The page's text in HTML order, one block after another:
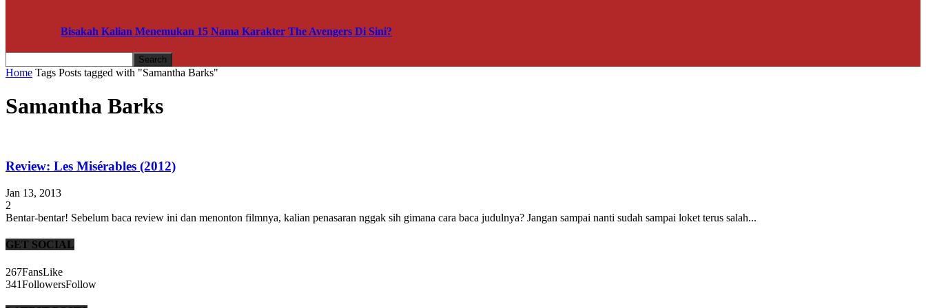
Bisakah Kalian Menemukan 15 Nama Karakter The Avengers Di Sini?
Home Tags Posts tagged with "Samantha Barks"
Samantha Barks
Review: Les Misérables (2012)
Jan 13, 2013
2
Bentar-bentar! Sebelum baca review ini dan menonton filmnya, kalian penasaran nggak sih gimana cara baca judulnya? Jangan sampai nanti sudah sampai loket terus salah...
GET SOCIAL
267FansLike
341FollowersFollow